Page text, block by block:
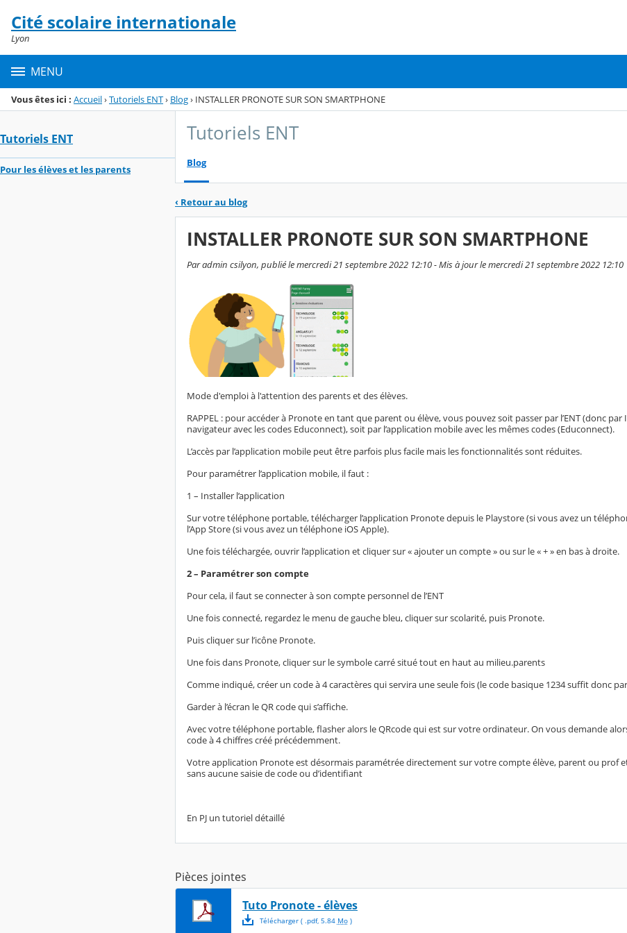
Menu de la rubrique
Contenu
Cité scolaire internationale
Lyon
MENU
Vous êtes ici : Accueil›Tutoriels ENT› Blog› INSTALLER PRONOTE SUR SON SMARTPHONE
Tutoriels ENT
Pour les élèves et les parents
Tutoriels ENT
Blog
‹ Retour au blog
INSTALLER PRONOTE SUR SON SMARTPHONE
Par admin csilyon, publié le mercredi 21 septembre 2022 12:10 - Mis à jour le mercredi 21 septembre 2022 12:10
Mode d'emploi à l'attention des parents et des élèves.
RAPPEL : pour accéder à Pronote en tant que parent ou élève, vous pouvez soit passer par l’ENT (donc
navigateur avec les codes Educonnect), soit par l’application mobile avec les mêmes codes (Educonnect).
L’accès par l’application mobile peut être parfois plus facile mais les fonctionnalités sont réduites.
Pour paramétrer l’application mobile, il faut :
1 – Installer l’application
Sur votre téléphone portable, télécharger l’application Pronote depuis le Playstore (si vous avez un
l’App Store (si vous avez un téléphone iOS Apple).
Une fois téléchargée, ouvrir l’application et cliquer sur « ajouter un compte » ou sur le « + » en bas à droite.
2 – Paramétrer son compte
Pour cela, il faut se connecter à son compte personnel de l’ENT
Une fois connecté, regardez le menu de gauche bleu, cliquer sur scolarité, puis Pronote.
Puis cliquer sur l’icône Pronote.
Une fois dans Pronote, cliquer sur le symbole carré situé tout en haut au milieu.parents
Comme indiqué, créer un code à 4 caractères qui servira une seule fois (le code basique 1234 suffit donc
Garder à l’écran le QR code qui s’affiche.
Avec votre téléphone portable, flasher alors le QRcode qui est sur votre ordinateur. On vous demande
code à 4 chiffres créé précédemment.
Votre application Pronote est désormais paramétrée directement sur votre compte élève, parent ou prof
sans aucune saisie de code ou d’identifiant
En PJ un tutoriel détaillé
Pièces jointes
Tuto Pronote - élèves
Télécharger( .pdf, 5.84 Mo)